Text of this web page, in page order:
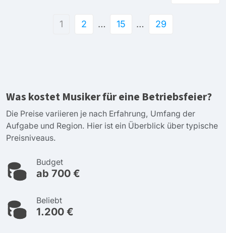
1 2 … 15 … 29
Was kostet Musiker für eine Betriebsfeier?
Die Preise variieren je nach Erfahrung, Umfang der
Aufgabe und Region. Hier ist ein Überblick über typische
Preisniveaus.
Budget
ab 700 €
Beliebt
1.200 €